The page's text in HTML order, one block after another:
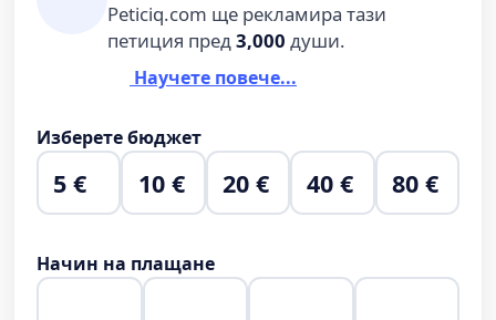
Peticiq.com ще рекламира тази
петиция пред3,000 души.
Научете повече...
Изберете бюджет
5 € 10 € 20 € 40 € 80 €
Начин на плащане